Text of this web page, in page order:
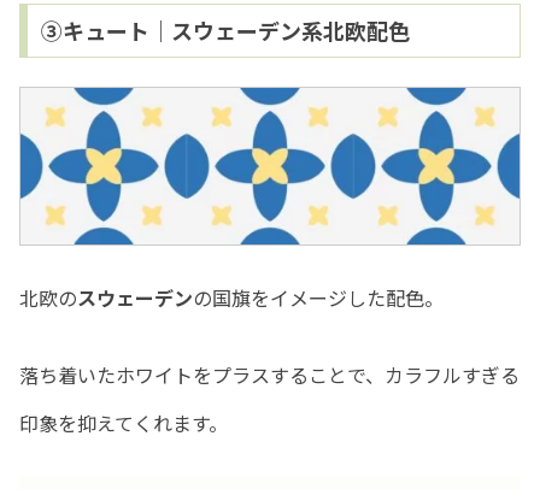
③キュート｜スウェーデン系北欧配色
北欧のスウェーデンの国旗をイメージした配色。
落ち着いたホワイトをプラスすることで、カラフルすぎる
印象を抑えてくれます。